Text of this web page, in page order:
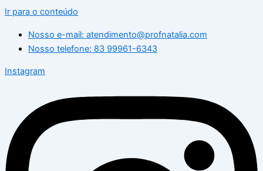
Ir para o conteúdo
Nosso e-mail: atendimento@profnatalia.com
Nosso telefone: 83 99961-6343
Instagram